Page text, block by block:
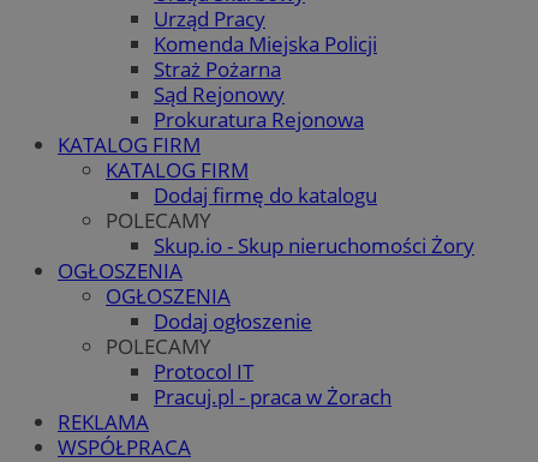
Urząd Pracy
Komenda Miejska Policji
Straż Pożarna
Sąd Rejonowy
Prokuratura Rejonowa
KATALOG FIRM
KATALOG FIRM
Dodaj firmę do katalogu
POLECAMY
Skup.io - Skup nieruchomości Żory
OGŁOSZENIA
OGŁOSZENIA
Dodaj ogłoszenie
POLECAMY
Protocol IT
Pracuj.pl - praca w Żorach
REKLAMA
WSPÓŁPRACA